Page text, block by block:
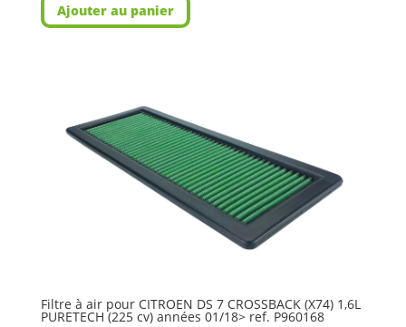
Ajouter au panier
Filtre à air pour CITROEN DS 7 CROSSBACK (X74) 1,6L
PURETECH (225 cv) années 01/18> ref. P960168